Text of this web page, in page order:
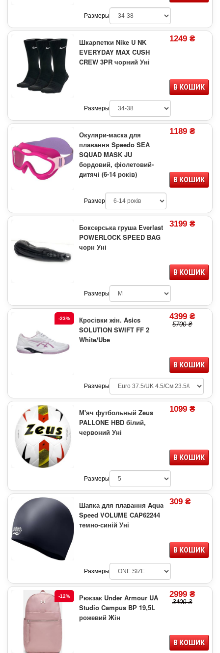
Размеры
Шкарпетки Nike U NK
EVERYDAY MAX CUSH
CREW 3PR чорний Уні
1249 ₴
В КОШИК
Размеры
Окуляри-маска для
плавання Speedo SEA
SQUAD MASK JU
бордовий, фіолетовий-
дитячі (6-14 років)
1189 ₴
В КОШИК
Размер
Боксерська груша Everlast
POWERLOCK SPEED BAG
чорн Уні
3199 ₴
В КОШИК
Размеры
-23%
Кросівки жін. Asics
SOLUTION SWIFT FF 2
White/Ube
4399 ₴
5700 ₴
В КОШИК
Размеры
М'яч футбольный Zeus
PALLONE HBD білий,
червоний Уні
1099 ₴
В КОШИК
Размеры
Шапка для плавання Aqua
Speed VOLUME CAP62244
темно-синій Уні
309 ₴
В КОШИК
Размеры
-12%
Рюкзак Under Armour UA
Studio Campus BP 19,5L
рожевий Жін
2999 ₴
3400 ₴
В КОШИК